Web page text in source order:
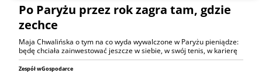
Po Paryżu przez rok zagra tam, gdzie
zechce
Maja Chwalińska o tym na co wyda wywalczone w Paryżu pieniądze:
będę chciała zainwestować jeszcze w siebie, w swój tenis, w karierę
Zespół wGospodarce